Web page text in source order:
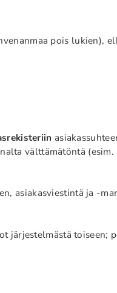
pois lukien),
välttämätöntä
asiakasviestintä ja -
järjestelmästä toiseen;